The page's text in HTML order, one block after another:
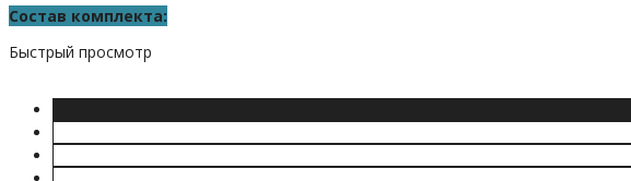
Состав комплекта:
Быстрый просмотр